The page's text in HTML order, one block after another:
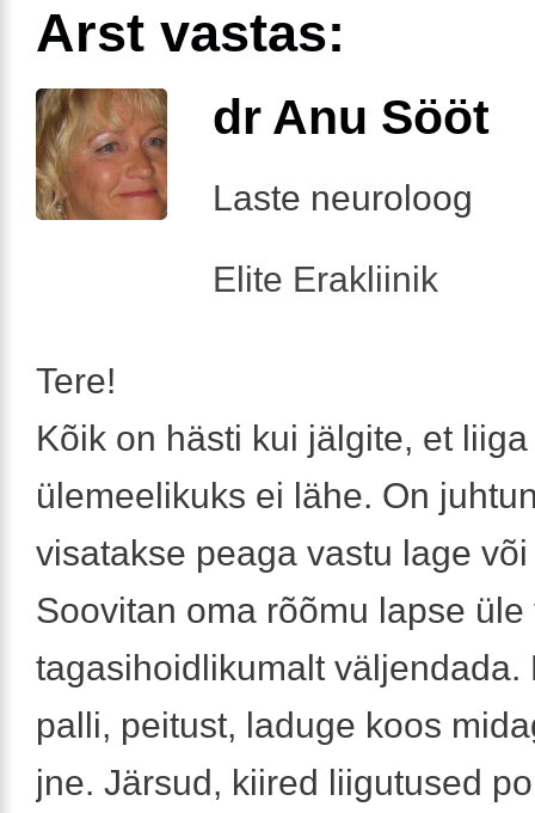
Arst vastas:
dr Anu Sööt
Laste neuroloog
Elite Erakliinik
Tere!
Kõik on hästi kui jälgite, et liiga
ülemeelikuks ei lähe. On
visatakse peaga vastu lage
Soovitan oma rõõmu lapse üle
tagasihoidlikumalt väljendada.
palli, peitust, laduge koos
jne. Järsud, kiired liigutused